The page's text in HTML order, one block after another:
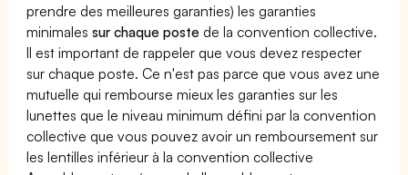
prendre des meilleures garanties) les garanties
minimalessur chaque poste de la convention collective.
Il est important de rappeler que vous devez respecter
sur chaque poste. Ce n'est pas parce que vous avez une
mutuelle qui rembourse mieux les garanties sur les
lunettes que le niveau minimum défini par la convention
collective que vous pouvez avoir un remboursement sur
les lentilles inférieur à la convention collective